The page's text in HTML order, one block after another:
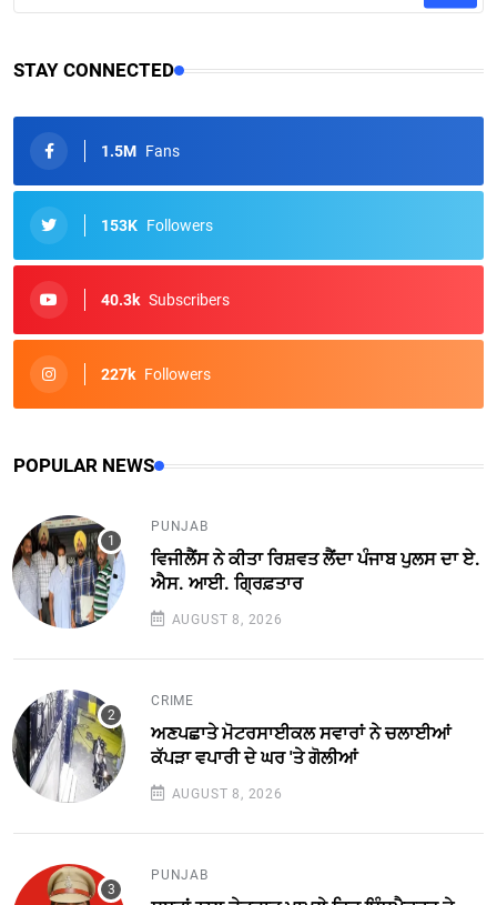
STAY CONNECTED
1.5M Fans
153K Followers
40.3k Subscribers
227k Followers
POPULAR NEWS
PUNJAB
ਵਿਜੀਲੈਂਸ ਨੇ ਕੀਤਾ ਰਿਸ਼ਵਤ ਲੈਂਦਾ ਪੰਜਾਬ ਪੁਲਸ ਦਾ ਏ.
ਐਸ. ਆਈ. ਗ੍ਰਿਫ਼ਤਾਰ
AUGUST 8, 2026
CRIME
ਅਣਪਛਾਤੇ ਮੋਟਰਸਾਈਕਲ ਸਵਾਰਾਂ ਨੇ ਚਲਾਈਆਂ
ਕੱਪੜਾ ਵਪਾਰੀ ਦੇ ਘਰ 'ਤੇ ਗੋਲੀਆਂ
AUGUST 8, 2026
PUNJAB